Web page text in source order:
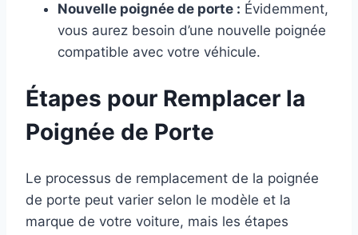
Nouvelle poignée de porte : Évidemment,
vous aurez besoin d’une nouvelle poignée
compatible avec votre véhicule.
Étapes pour Remplacer la
Poignée de Porte
Le processus de remplacement de la poignée
de porte peut varier selon le modèle et la
marque de votre voiture, mais les étapes